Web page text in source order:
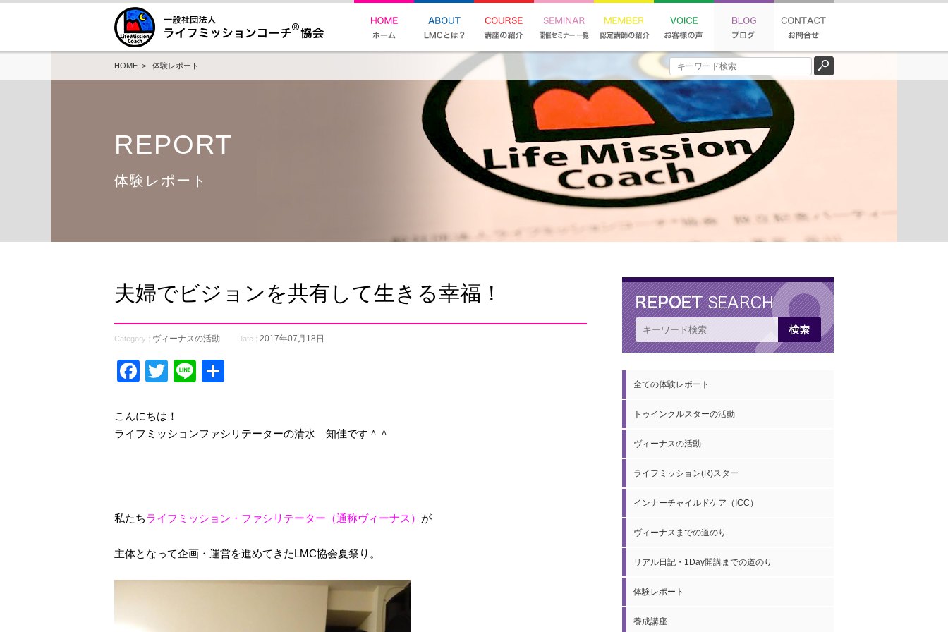
HOME > 体験レポート
REPORT
体験レポート
夫婦でビジョンを共有して生きる幸福！
Category : ヴィーナスの活動 Date : 2017年07月18日
Facebook
Twitter
Line
こんにちは！
ライフミッションファシリテーターの清水 知佳です＾＾
私たちライフミッション・ファシリテーター（通称ヴィーナス） が
主体となって企画・運営を進めてきたLMC協会夏祭り。
全ての体験レポート
トゥインクルスターの活動
ヴィーナスの活動
ライフミッション(R)スター
インナーチャイルドケア（ICC）
ヴィーナスまでの道のり
リアル日記・1Day開講までの道のり
体験レポート
養成講座